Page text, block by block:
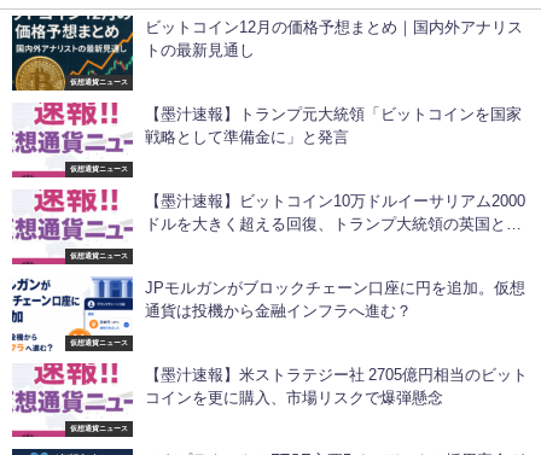
仮想通貨ニュース
ビットコイン12月の価格予想まとめ｜国内外アナリス
トの最新見通し
仮想通貨ニュース
【墨汁速報】トランプ元大統領「ビットコインを国家
戦略として準備金に」と発言
仮想通貨ニュース
【墨汁速報】ビットコイン10万ドルイーサリアム2000
ドルを大きく超える回復、トランプ大統領の英国との
仮想通貨ニュース
JPモルガンがブロックチェーン口座に円を追加。仮想
通貨は投機から金融インフラへ進む？
仮想通貨ニュース
【墨汁速報】米ストラテジー社 2705億円相当のビット
コインを更に購入、市場リスクで爆弾懸念